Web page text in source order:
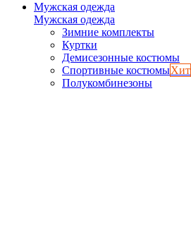
Мужская одежда
Мужская одежда
Зимние комплекты
Куртки
Демисезонные костюмы
Спортивные костюмыХит
Полукомбинезоны